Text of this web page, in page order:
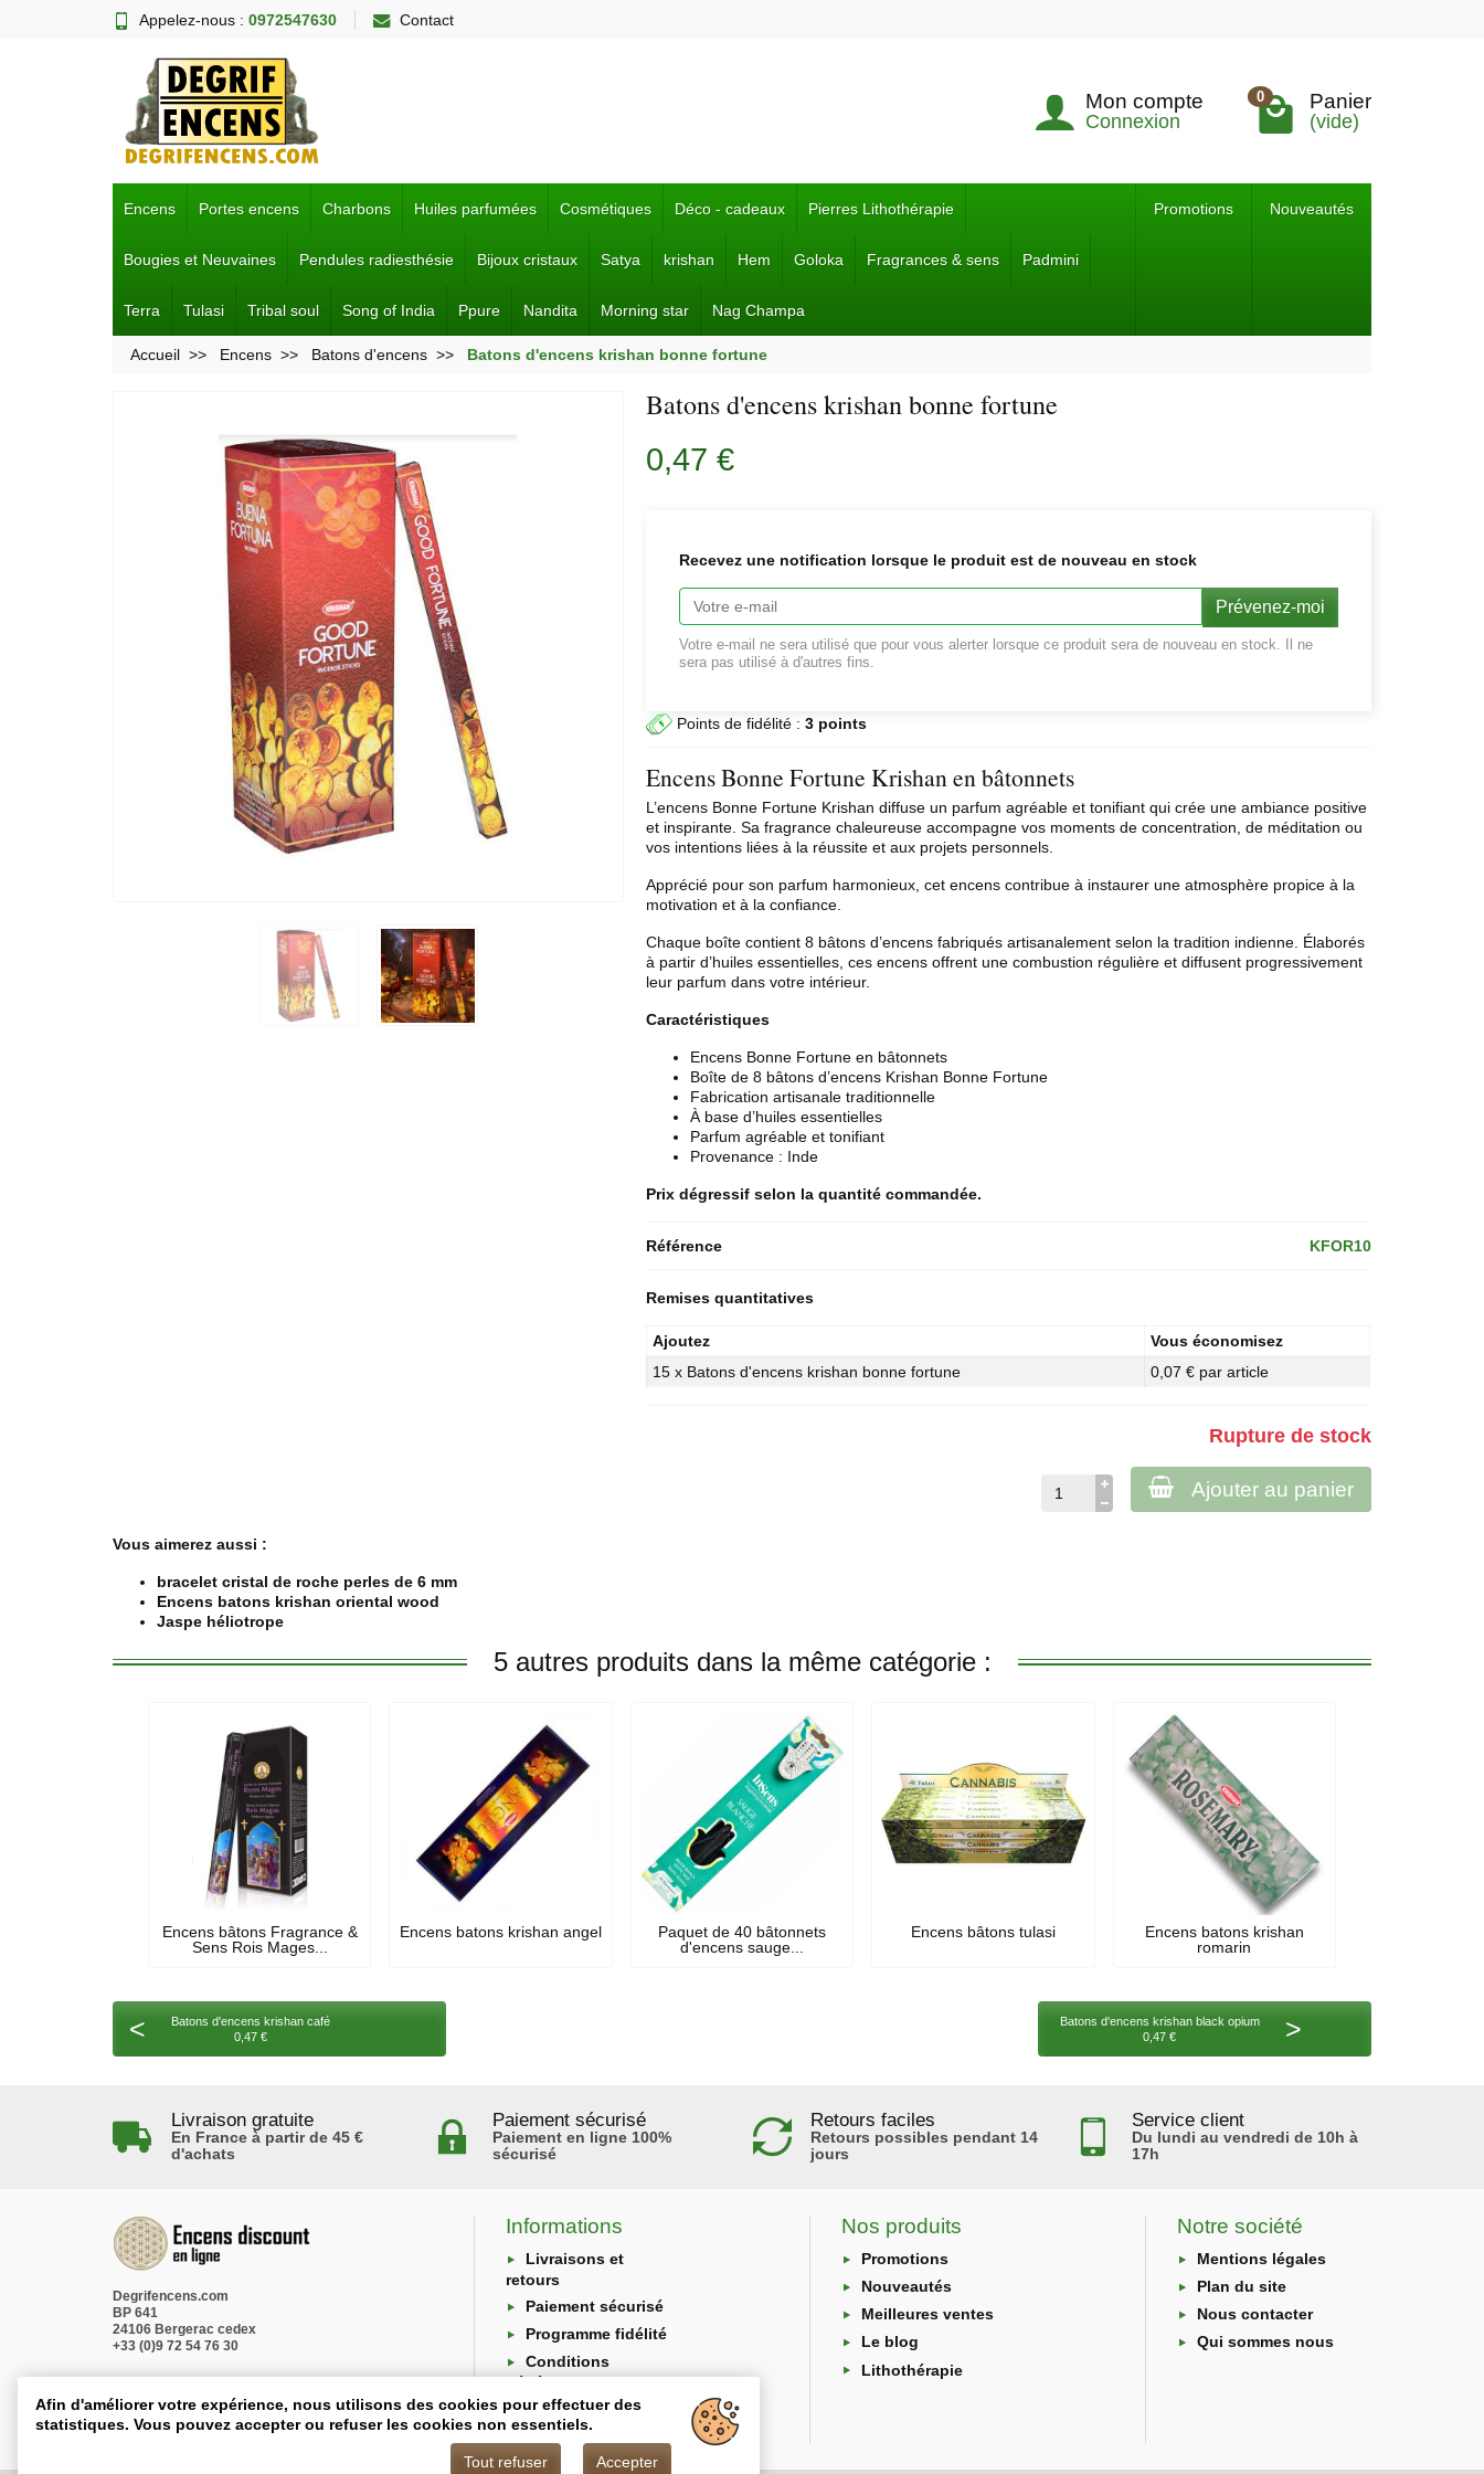
Appelez-nous : 0972547630 Contact
Mon compte
Connexion
0 Panier
(vide)
Encens Portes encens Charbons Huiles parfumées Cosmétiques Déco - cadeaux Pierres Lithothérapie
Bougies et Neuvaines Pendules radiesthésie Bijoux cristaux Satya krishan Hem Goloka Fragrances & sens Padmini
Terra Tulasi Tribal soul Song of India Ppure Nandita Morning star Nag Champa
Promotions Nouveautés
Accueil Encens Batons d'encens Batons d'encens krishan bonne fortune
Batons d'encens krishan bonne fortune
0,47 €
Recevez une notification lorsque le produit est de nouveau en stock
Prévenez-moi
Votre e-mail ne sera utilisé que pour vous alerter lorsque ce produit sera de nouveau en stock. Il ne
sera pas utilisé à d'autres fins.
Points de fidélité :3 points
Encens Bonne Fortune Krishan en bâtonnets
L’encens Bonne Fortune Krishan diffuse un parfum agréable et tonifiant qui crée une ambiance positive
et inspirante. Sa fragrance chaleureuse accompagne vos moments de concentration, de méditation ou
vos intentions liées à la réussite et aux projets personnels.
Apprécié pour son parfum harmonieux, cet encens contribue à instaurer une atmosphère propice à la
motivation et à la confiance.
Chaque boîte contient 8 bâtons d’encens fabriqués artisanalement selon la tradition indienne. Élaborés
à partir d’huiles essentielles, ces encens offrent une combustion régulière et diffusent progressivement
leur parfum dans votre intérieur.
Caractéristiques
Encens Bonne Fortune en bâtonnets
Boîte de 8 bâtons d’encens Krishan Bonne Fortune
Fabrication artisanale traditionnelle
À base d’huiles essentielles
Parfum agréable et tonifiant
Provenance : Inde
Prix dégressif selon la quantité commandée.
Référence KFOR10
Remises quantitatives
Ajoutez
Vous économisez
15 x Batons d'encens krishan bonne fortune
0,07 € par article
Rupture de stock
Ajouter au panier
Vous aimerez aussi :
bracelet cristal de roche perles de 6 mm
Encens batons krishan oriental wood
Jaspe héliotrope
5 autres produits dans la même catégorie :
Encens bâtons Fragrance &
Sens Rois Mages...
Encens batons krishan angel
Paquet de 40 bâtonnets
d'encens sauge...
Encens bâtons tulasi
Encens batons krishan
romarin
<
Batons d'encens krishan café
0,47 €
Batons d'encens krishan black opium
0,47 €
>
Livraison gratuite
En France à partir de 45 €
d'achats
Paiement sécurisé
Paiement en ligne 100%
sécurisé
Retours faciles
Retours possibles pendant 14
jours
Service client
Du lundi au vendredi de 10h à
17h
Degrifencens.com
BP 641
24106 Bergerac cedex
+33 (0)9 72 54 76 30
Informations
Livraisons et
retours
Paiement sécurisé
Programme fidélité
Conditions
générales
Protection des
données
Nos produits
Promotions
Nouveautés
Meilleures ventes
Le blog
Lithothérapie
Notre société
Mentions légales
Plan du site
Nous contacter
Qui sommes nous
Afin d'améliorer votre expérience, nous utilisons des cookies pour effectuer des
statistiques. Vous pouvez accepter ou refuser les cookies non essentiels.
Tout refuser Accepter